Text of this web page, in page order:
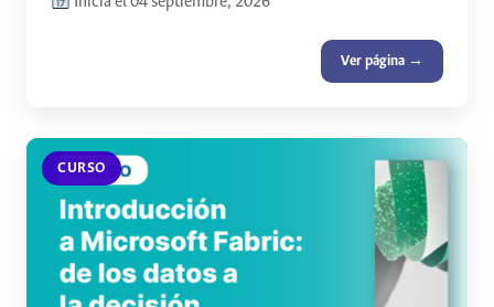
Ver página →
CURSO